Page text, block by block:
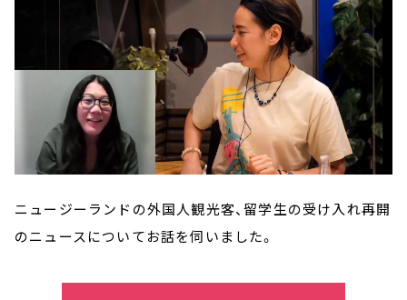
ニュージーランドの外国人観光客、留学生の受け入れ再開
のニュースについてお話を伺いました。